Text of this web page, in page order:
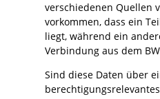
verschiedenen Quellen
vorkommen, dass ein
liegt, während ein
Verbindung aus dem
Sind diese Daten über